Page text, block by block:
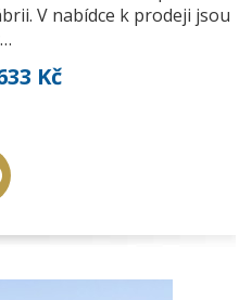
V nabídce k prodeji jsou
Kč